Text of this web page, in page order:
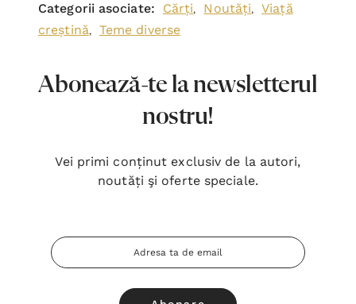
Categorii asociate: Cărți, Noutăți,
Viață
creștină, Teme diverse
Abonează-te la newsletterul
nostru!
Vei primi conținut exclusiv de la autori,
noutăți şi oferte speciale.
Adresa
Email